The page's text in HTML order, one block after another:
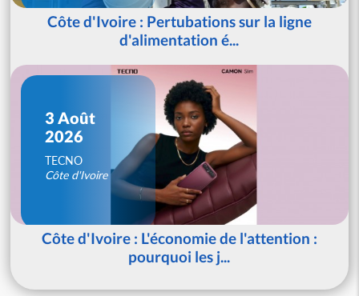
Côte d'Ivoire : Pertubations sur la ligne
d'alimentation é...
3 Août
2026
TECNO
Côte d'Ivoire
Côte d'Ivoire : L'économie de l'attention :
pourquoi les j...